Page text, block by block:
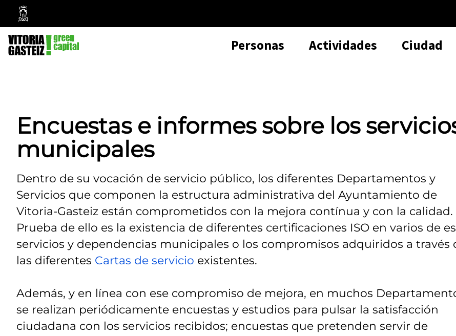
Ayuntamiento
Vitoria-
Gasteiz
Personas Actividades Ciudad
Encuestas e informes sobre los
municipales
Dentro de su vocación de servicio público, los diferentes Departamentos y
Servicios que componen la estructura administrativa del Ayuntamiento de
Vitoria-Gasteiz están comprometidos con la mejora contínua y con la calidad.
Prueba de ello es la existencia de diferentes certificaciones ISO en varios de
servicios y dependencias municipales o los compromisos adquiridos a través
las diferentes Cartas de servicio existentes.
Además, y en línea con ese compromiso de mejora, en muchos
se realizan periódicamente encuestas y estudios para pulsar la satisfacción
ciudadana con los servicios recibidos; encuestas que pretenden servir de